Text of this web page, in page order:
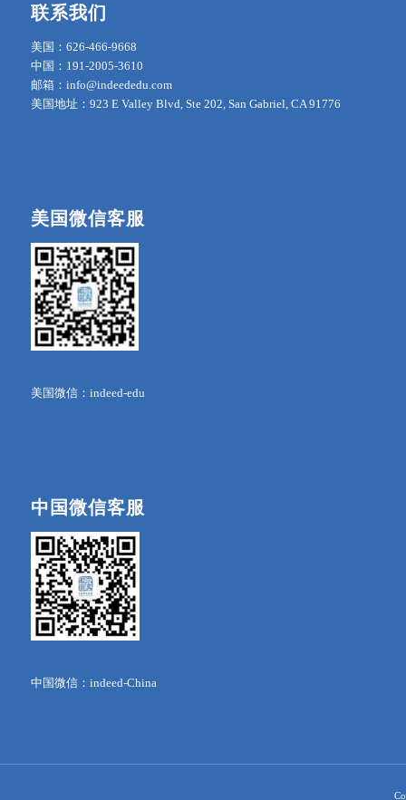
联系我们
美国：626-466-9668
中国：191-2005-3610
邮箱：info@indeededu.com
美国地址：923 E Valley Blvd, Ste 202, San Gabriel, CA 91776
美国微信客服
美国微信：indeed-edu
中国微信客服
中国微信：indeed-China